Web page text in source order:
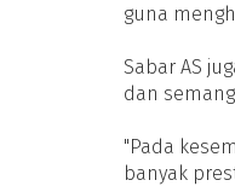
guna
Sabar AS
dan
"Pada
banyak